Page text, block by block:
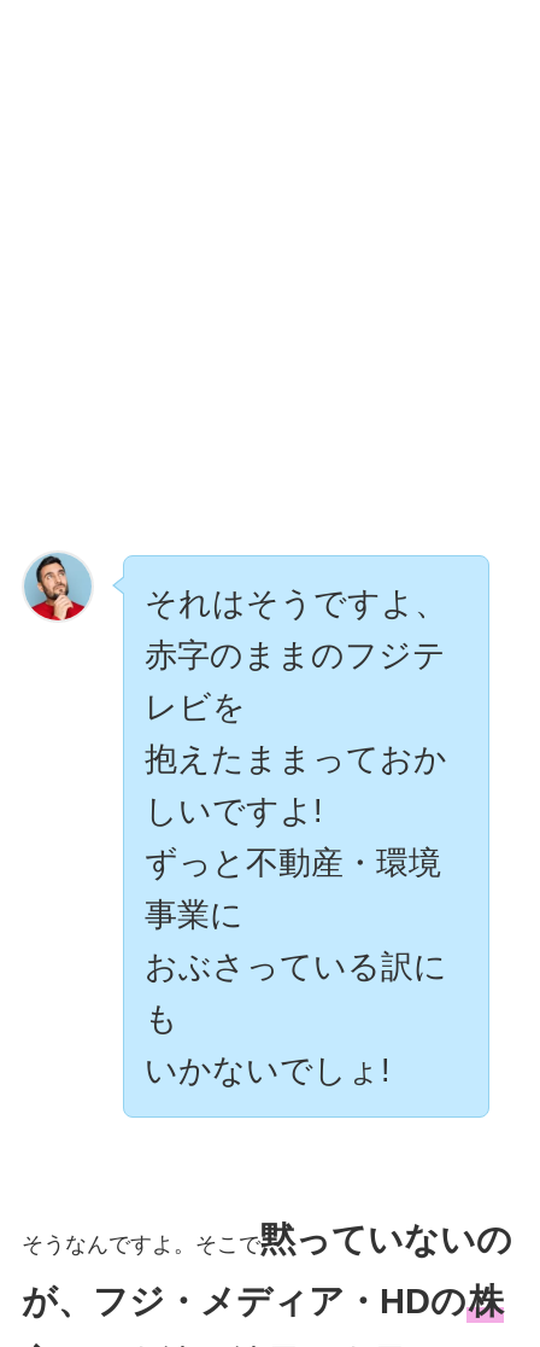
それはそうですよ、
赤字のままのフジテ
レビを
抱えたままっておか
しいですよ!
ずっと不動産・環境
事業に
おぶさっている訳に
も
いかないでしょ!
そうなんですよ。そこで黙っていないの
が、フジ・メディア・HDの株